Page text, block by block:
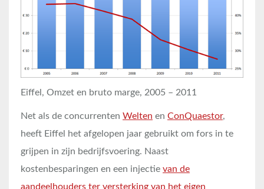
Eiffel, Omzet en bruto marge, 2005 – 2011
Net als de concurrenten Welten en ConQuaestor,
heeft Eiffel het afgelopen jaar gebruikt om fors in te
grijpen in zijn bedrijfsvoering. Naast
kostenbesparingen en een injectie van de
aandeelhouders ter versterking van het eigen